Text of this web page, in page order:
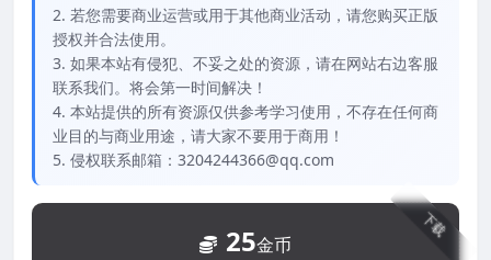
2. 若您需要商业运营或用于其他商业活动，请您购买正版
授权并合法使用。
3. 如果本站有侵犯、不妥之处的资源，请在网站右边客服
联系我们。将会第一时间解决！
4. 本站提供的所有资源仅供参考学习使用，不存在任何商
业目的与商业用途，请大家不要用于商用！
5. 侵权联系邮箱：3204244366@qq.com
下载
25金币